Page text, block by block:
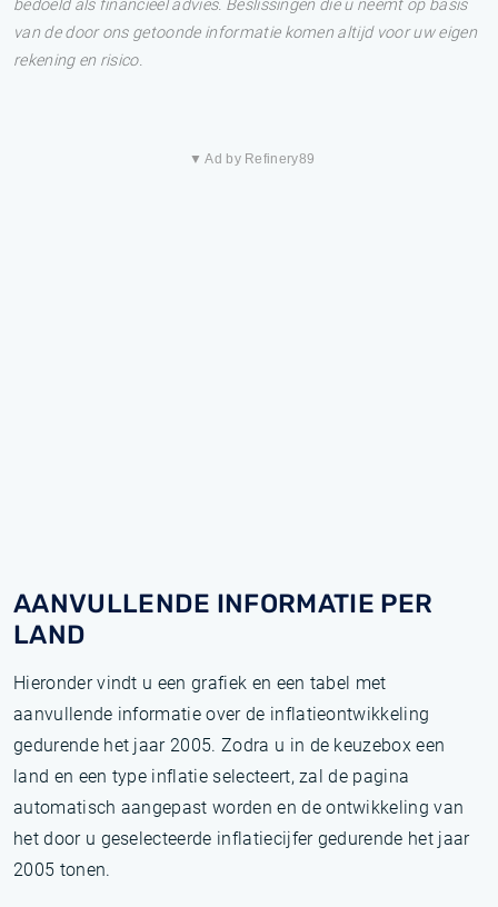
bedoeld als financieel advies. Beslissingen die u neemt op basis
van de door ons getoonde informatie komen altijd voor uw eigen
rekening en risico.
▼ Ad by Refinery89
AANVULLENDE INFORMATIE PER
LAND
Hieronder vindt u een grafiek en een tabel met
aanvullende informatie over de inflatieontwikkeling
gedurende het jaar 2005. Zodra u in de keuzebox een
land en een type inflatie selecteert, zal de pagina
automatisch aangepast worden en de ontwikkeling van
het door u geselecteerde inflatiecijfer gedurende het jaar
2005 tonen.